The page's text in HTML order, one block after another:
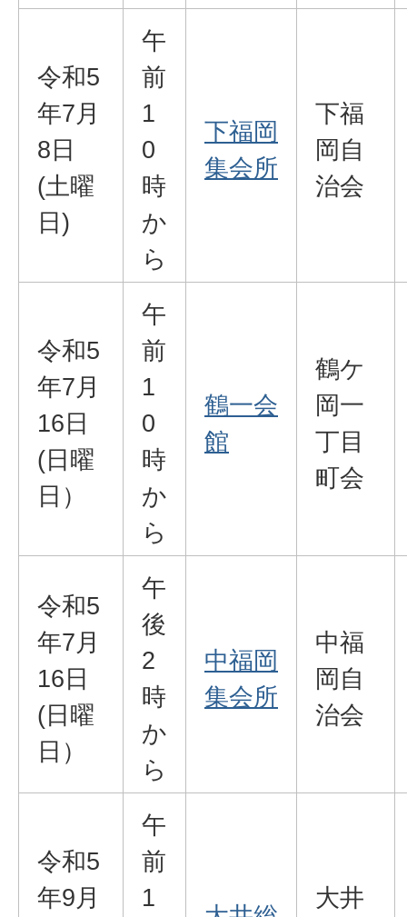
令和5
年7月
8日
(土曜
日)
午
前
1
0
時
か
ら
下福岡
集会所
下福
岡自
治会
令和5
年7月
16日
(日曜
日）
午
前
1
0
時
か
ら
鶴一会
館
鶴ケ
岡一
丁目
町会
令和5
年7月
16日
(日曜
日）
午
後
2
時
か
ら
中福岡
集会所
中福
岡自
治会
令和5
年9月
午
前
1
大井